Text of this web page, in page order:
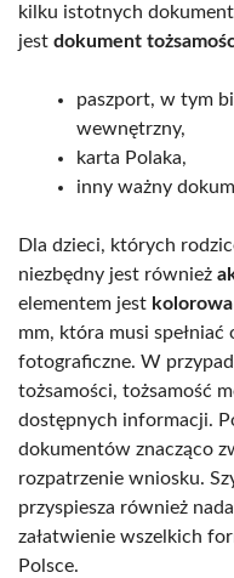
kilku istotnych
jest dokument
paszport, w tym
wewnętrzny,
karta Polaka,
inny ważny
Dla dzieci, których
niezbędny jest również
elementem jest
mm, która musi spełniać
fotograficzne. W
tożsamości, tożsamość
dostępnych informacji.
dokumentów znacząco
rozpatrzenie wniosku.
przyspiesza również
załatwienie wszelkich
Polsce.